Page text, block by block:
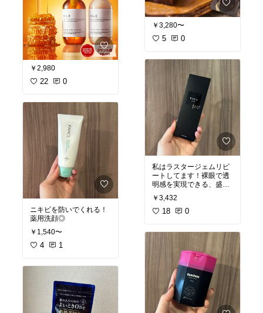
￥2,980
22 0
ニキビを防いでくれる！
薬用洗顔◎
￥1,540〜
4 1
￥3,280〜
5 0
私はラスタージェムリピ
ートしてます！裸眼で透
明感を実現できる、盛れ
にもつけていけます。楽
天市場で2年連続年間No.
付いてくるのも魅力の一
#必需品
#カラーコンタク
#盛り#おすすめコスメ
#アイメイク
￥3,432
18 0